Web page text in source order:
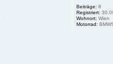
Beiträge: 8
Registriert:
Wohnort: Wien
Motorrad: